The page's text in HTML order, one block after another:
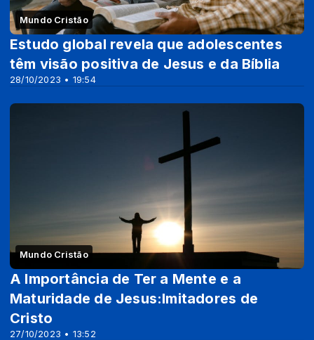
Mundo Cristão
28/10/2023 • 19:54
Estudo global revela que adolescentes
têm visão positiva de Jesus e da Bíblia
Mundo Cristão
27/10/2023 • 13:52
A Importância de Ter a Mente e a
Maturidade de Jesus:Imitadores de
Cristo